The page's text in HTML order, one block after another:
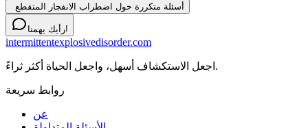
أسئلة متكررة حول اضطراب الانفجار المتقطع
رأيك يهمنا!
intermittentexplosivedisorder.com
اجعل الاستكشاف أسهل، واجعل الحياة أكثر ثراءً.
روابط سريعة
عن